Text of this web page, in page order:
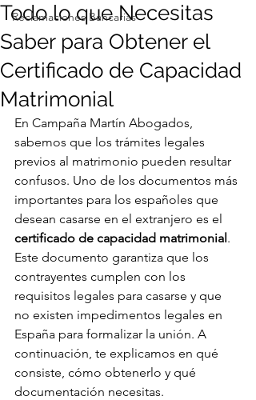
Reclamaciones Bancarias
Todo lo que Necesitas
Saber para Obtener el
Certificado de Capacidad
Matrimonial
En Campaña Martín Abogados,
sabemos que los trámites legales
previos al matrimonio pueden resultar
confusos. Uno de los documentos más
importantes para los españoles que
desean casarse en el extranjero es el
certificado de capacidad matrimonial.
Este documento garantiza que los
contrayentes cumplen con los
requisitos legales para casarse y que
no existen impedimentos legales en
España para formalizar la unión. A
continuación, te explicamos en qué
consiste, cómo obtenerlo y qué
documentación necesitas.